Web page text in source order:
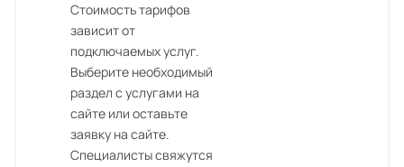
Стоимость тарифов
зависит от
подключаемых услуг.
Выберите необходимый
раздел с услугами на
сайте или оставьте
заявку на сайте.
Специалисты свяжутся